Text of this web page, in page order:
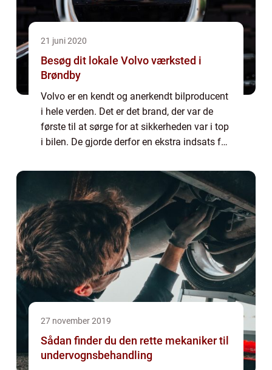
21 juni 2020
Besøg dit lokale Volvo værksted i
Brøndby
Volvo er en kendt og anerkendt bilproducent
i hele verden. Det er det brand, der var de
første til at sørge for at sikkerheden var i top
i bilen. De gjorde derfor en ekstra indsats for
i bilen, som gjorde ...
27 november 2019
Sådan finder du den rette mekaniker til
undervognsbehandling